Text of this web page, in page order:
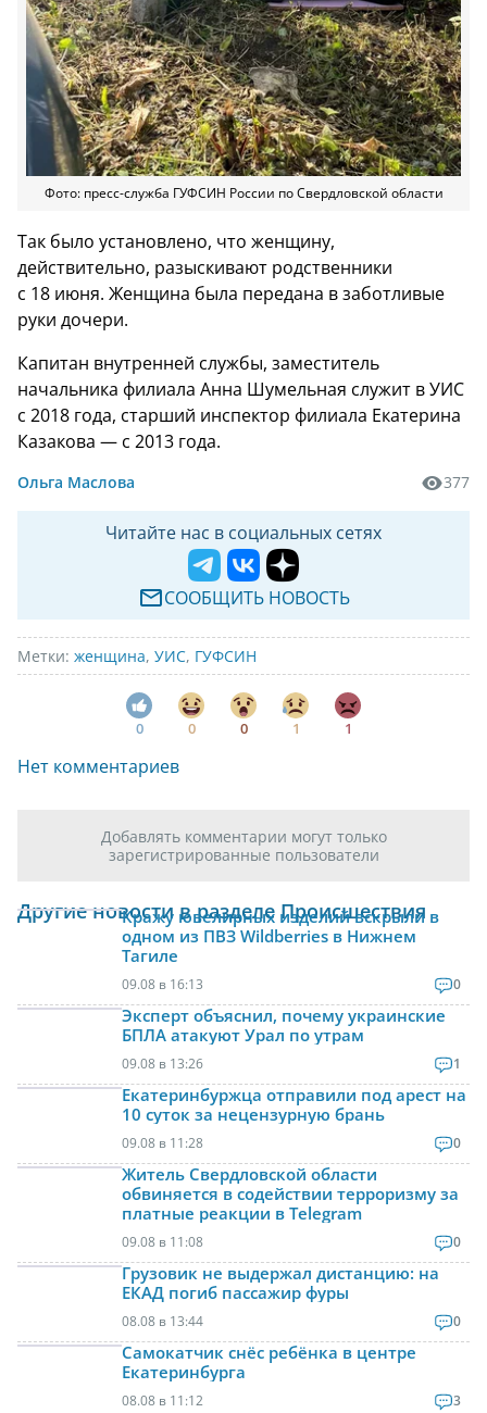
Фото: пресс-служба ГУФСИН России по Свердловской области
Так было установлено, что женщину,
действительно, разыскивают родственники
с 18 июня. Женщина была передана в заботливые
руки дочери.
Капитан внутренней службы, заместитель
начальника филиала Анна Шумельная служит в УИС
с 2018 года, старший инспектор филиала Екатерина
Казакова — с 2013 года.
Ольга Маслова 377
Читайте нас в социальных сетях
СООБЩИТЬ НОВОСТЬ
Метки: женщина, УИС, ГУФСИН
0 0 0 1 1
Нет комментариев
Добавлять комментарии могут только
зарегистрированные пользователи
Другие новости в разделе Происшествия
Кражу ювелирных изделий вскрыли в
одном из ПВЗ Wildberries в Нижнем
Тагиле
09.08 в 16:13 0
Эксперт объяснил, почему украинские
БПЛА атакуют Урал по утрам
09.08 в 13:26 1
Екатеринбуржца отправили под арест на
10 суток за нецензурную брань
09.08 в 11:28 0
Житель Свердловской области
обвиняется в содействии терроризму за
платные реакции в Telegram
09.08 в 11:08 0
Грузовик не выдержал дистанцию: на
ЕКАД погиб пассажир фуры
08.08 в 13:44 0
Самокатчик снёс ребёнка в центре
Екатеринбурга
08.08 в 11:12 3